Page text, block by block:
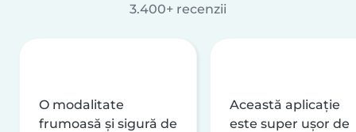
3.400+ recenzii
O modalitate
frumoasă și sigură de
Această aplicație
este super ușor de